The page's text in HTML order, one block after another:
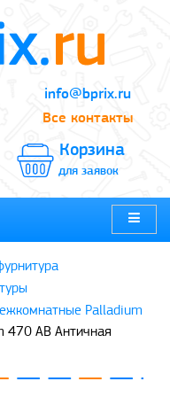
info@bprix.ru
Все контакты
Корзина
для заявок
Palladium
470 AB Античная